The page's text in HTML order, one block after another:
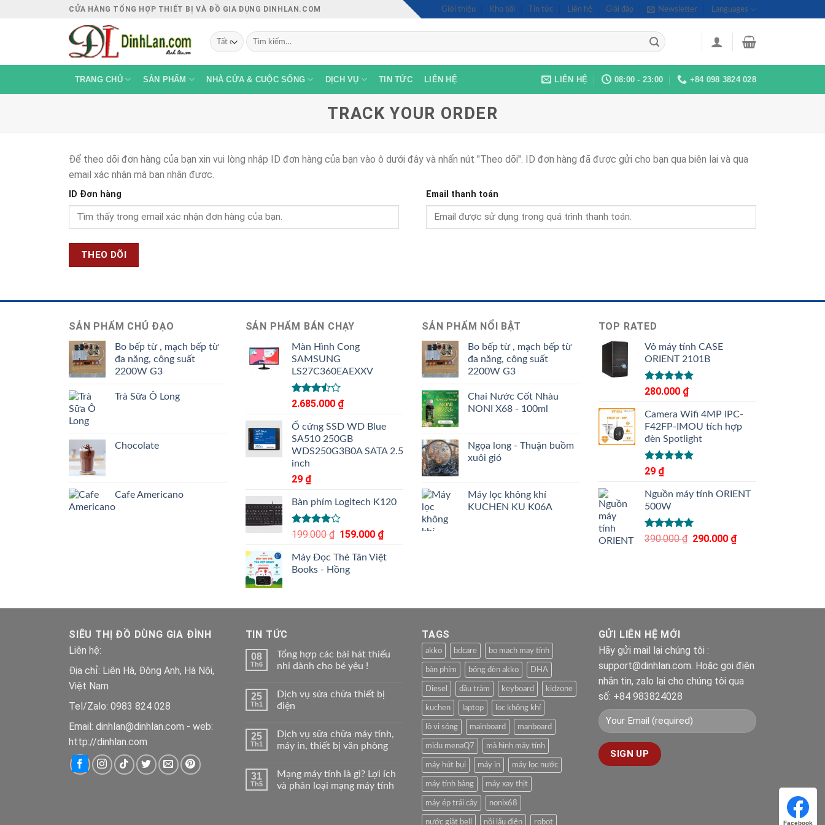
Facebook
CỬA HÀNG TỔNG HỢP THIẾT BỊ VÀ ĐỒ GIA DỤNG DINHLAN.COM Giới thiệu Kho bãi Tin tức Liên hệ Giải đáp Newsletter Languages
Tìm
kiếm:
TRANG CHỦ SẢN PHẨM NHÀ CỬA & CUỘC SỐNG DỊCH VỤ TIN TỨC LIÊN HỆ LIÊN HỆ 08:00 - 23:00 +84 098 3824 028
TRACK YOUR ORDER
Để theo dõi đơn hàng của bạn xin vui lòng nhập ID đơn hàng của bạn vào ô dưới đây và nhấn nút "Theo dõi". ID đơn hàng đã được gửi cho bạn qua biên lai và qua
email xác nhận mà bạn nhận được.
ID Đơn hàng Email thanh toán
THEO DÕI
SẢN PHẨM CHỦ ĐẠO
Bo bếp từ , mạch bếp từ
đa năng, công suất
2200W G3
Trà Sữa Ô Long
Chocolate
Cafe Americano
SẢN PHẨM BÁN CHẠY
Màn Hình Cong
SAMSUNG
LS27C360EAEXXV
Được
hạng
3.505
sao
2.685.000 ₫
Ổ cứng SSD WD Blue
SA510 250GB
WDS250G3B0A SATA 2.5
inch
29 ₫
Bàn phím Logitech K120
Được
4.00 5
sao
199.000₫ Giá
là:
199.000 ₫.
159.000 ₫Giá
tại
Máy Đọc Thẻ Tân Việt
Books - Hồng
SẢN PHẨM NỔI BẬT
Bo bếp từ , mạch bếp từ
đa năng, công suất
2200W G3
Chai Nước Cốt Nhàu
NONI X68 - 100ml
Ngọa long - Thuận buồm
xuôi gió
Máy lọc không khí
KUCHEN KU K06A
TOP RATED
Vỏ máy tính CASE
ORIENT 2101B
Được xếp
5.00
5 sao
280.000 ₫
Camera Wifi 4MP IPC-
F42FP-IMOU tích hợp
đèn Spotlight
Được xếp
hạng
5 sao
29 ₫
Nguồn máy tính ORIENT
500W
Được xếp
5.00
390.000₫ Giá
290.000 ₫Giá
SIÊU THỊ ĐỒ DÙNG GIA ĐÌNH
Liên hệ:
Địa chỉ: Liên Hà, Đông Anh, Hà Nội,
Việt Nam
Tel/Zalo: 0983 824 028
Email: dinhlan@dinhlan.com - web:
http://dinhlan.com
TIN TỨC
08
Th6
Tổng hợp các bài hát thiếu
nhi dành cho bé yêu !
25
Th1
Dịch vụ sửa chữa thiết bị
điện
25
Th1
Dịch vụ sữa chữa máy tính,
máy in, thiết bị văn phòng
31
Th5
Mạng máy tính là gì? Lợi ích
và phân loại mạng máy tính
TAGS
akko bdcare bo mạch may tính
bàn phím bóng đèn akko DHA
Diesel dầu tràm keyboard kidzone
kuchen laptop loc không khí
lò vi sóng mainboard manboard
midu menaQ7 mà hình máy tính
máy hút bụi máy in máy lọc nước
máy tính bảng máy xay thịt
máy ép trái cây nonix68
nước giặt bell nồi lẩu điện robot
GỬI LIÊN HỆ MỚI
Hãy gửi mail lại chúng tôi :
support@dinhlan.com. Hoặc gọi điện
nhắn tin, zalo lại cho chúng tôi qua
số: +84 983824028
Facebook